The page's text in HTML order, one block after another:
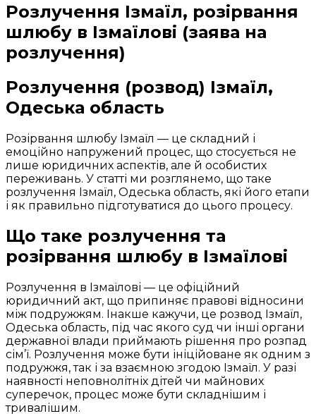
Розлучення Ізмаїл, розірвання
шлюбу в Ізмаїлові (заява на
розлучення)
Розлучення (розвод) Ізмаїл,
Одеська область
Розірвання шлюбу Ізмаїл — це складний і
емоційно напружений процес, що стосується не
лише юридичних аспектів, але й особистих
переживань. У статті ми розглянемо, що таке
розлучення Ізмаїл, Одеська область, які його етапи
і як правильно підготуватися до цього процесу.
Що таке розлучення та
розірвання шлюбу в Ізмаїлові
Розлучення в Ізмаїлові — це офіційний
юридичний акт, що припиняє правові відносини
між подружжям. Інакше кажучи, це розвод Ізмаїл,
Одеська область, під час якого суд чи інші органи
державної влади приймають рішення про розпад
сім’ї. Розлучення може бути ініційоване як одним з
подружжя, так і за взаємною згодою Ізмаїл. У разі
наявності неповнолітніх дітей чи майнових
суперечок, процес може бути складнішим і
тривалішим.